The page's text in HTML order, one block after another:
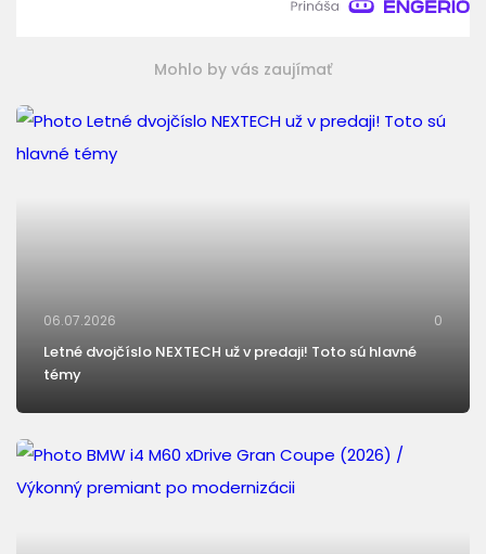
Mohlo by vás zaujímať
06.07.2026 0
Letné dvojčíslo NEXTECH už v predaji! Toto sú hlavné
témy